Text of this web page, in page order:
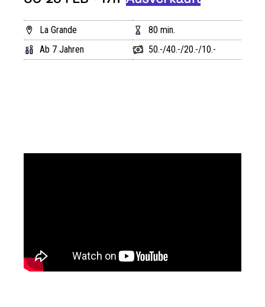
La Grande
80 min.
Ab 7 Jahren
50.-/40.-/20.-/10.-